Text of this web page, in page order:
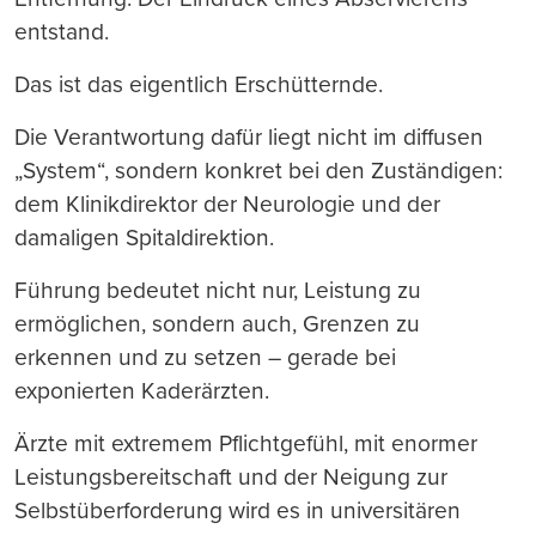
entstand.
Das ist das eigentlich Erschütternde.
Die Verantwortung dafür liegt nicht im diffusen
„System“, sondern konkret bei den Zuständigen:
dem Klinikdirektor der Neurologie und der
damaligen Spitaldirektion.
Führung bedeutet nicht nur, Leistung zu
ermöglichen, sondern auch, Grenzen zu
erkennen und zu setzen – gerade bei
exponierten Kaderärzten.
Ärzte mit extremem Pflichtgefühl, mit enormer
Leistungsbereitschaft und der Neigung zur
Selbstüberforderung wird es in universitären